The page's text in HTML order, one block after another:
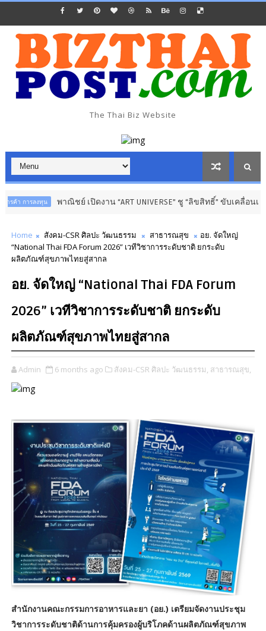
The Thai Biz Website
งทุน พาณิชย์ เปิดงาน “ART UNIVERSE” ชู “ลิขสิทธิ์” ขับเคลื่อนเศรษฐกิจส
Home สังคม-CSR ศิลปะ วัฒนธรรม สาธารณสุข
อย. จัดใหญ่
“National Thai FDA Forum 2026” เวทีวิชาการระดับชาติ ยกระดับ
ผลิตภัณฑ์สุขภาพไทยสู่สากล
อย. จัดใหญ่ “National Thai FDA Forum
2026” เวทีวิชาการระดับชาติ ยกระดับ
ผลิตภัณฑ์สุขภาพไทยสู่สากล
Admin 6 months ago สังคม-CSR ศิลปะ วัฒนธรรม, สาธารณสุข,
สำนักงานคณะกรรมการอาหารและยา (อย.) เตรียมจัดงานประชุม
วิชาการระดับชาติด้านการคุ้มครองผู้บริโภคด้านผลิตภัณฑ์สุขภาพ